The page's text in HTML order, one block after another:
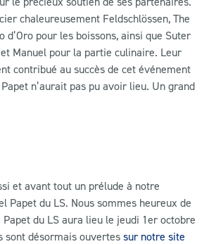
chaleureusement Feldschlössen, The
d’Oro pour les boissons, ainsi que Suter
Manuel pour la partie culinaire. Leur
contribué au succès de cet événement
n’aurait pas pu avoir lieu. Un grand
et avant tout un prélude à notre
Papet du LS. Nous sommes heureux de
du LS aura lieu le jeudi 1er octobre
sont désormais ouvertes sur notre site